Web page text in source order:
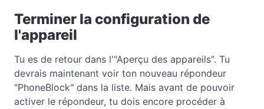
Terminer la configuration de
l'appareil
Tu es de retour dans l'"Aperçu des appareils". Tu
devrais maintenant voir ton nouveau répondeur
"PhoneBlock" dans la liste. Mais avant de pouvoir
activer le répondeur, tu dois encore procéder à